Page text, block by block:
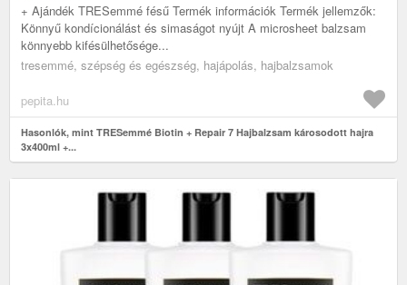
+ Ajándék TRESemmé fésű Termék információk Termék jellemzők:
Könnyű kondícionálást és simaságot nyújt A microsheet balzsam
könnyebb kifésülhetősége...
tresemmé, szépség és egészség, hajápolás, hajbalzsamok
pepita.hu
Hasonlók, mint TRESemmé Biotin + Repair 7 Hajbalzsam károsodott hajra
3x400ml +...